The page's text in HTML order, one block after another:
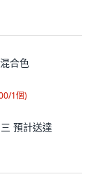
合色
1個)
預計送達